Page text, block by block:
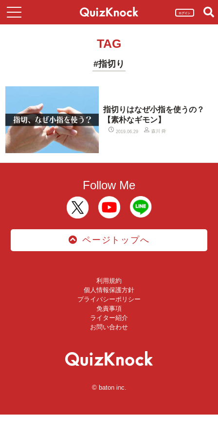
ログイン
TAG
#指切り
指切りはなぜ小指を使うの？
【素朴なギモン】
2019.06.29 森川 舜
Follow Me
ページトップへ
利用規約
個人情報保護方針
プライバシーポリシー
免責事項
ライター紹介
お問い合わせ
© baton inc.